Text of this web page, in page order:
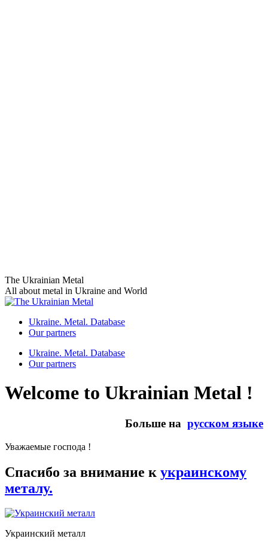
Skip
to
content
The Ukrainian Metal
All about metal in Ukraine and World
Ukraine. Metal. Database
Our partners
Ukraine. Metal. Database
Our partners
Welcome to Ukrainian Metal !
Больше на русском языке
Уважаемые господа !
Спасибо за внимание к украинскому
металу.
Украинский металл